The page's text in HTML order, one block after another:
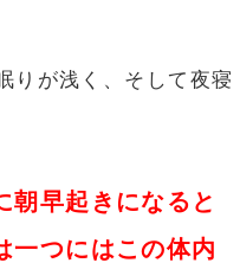
りが浅く、そして夜寝
朝早起きになると
一つにはこの体内